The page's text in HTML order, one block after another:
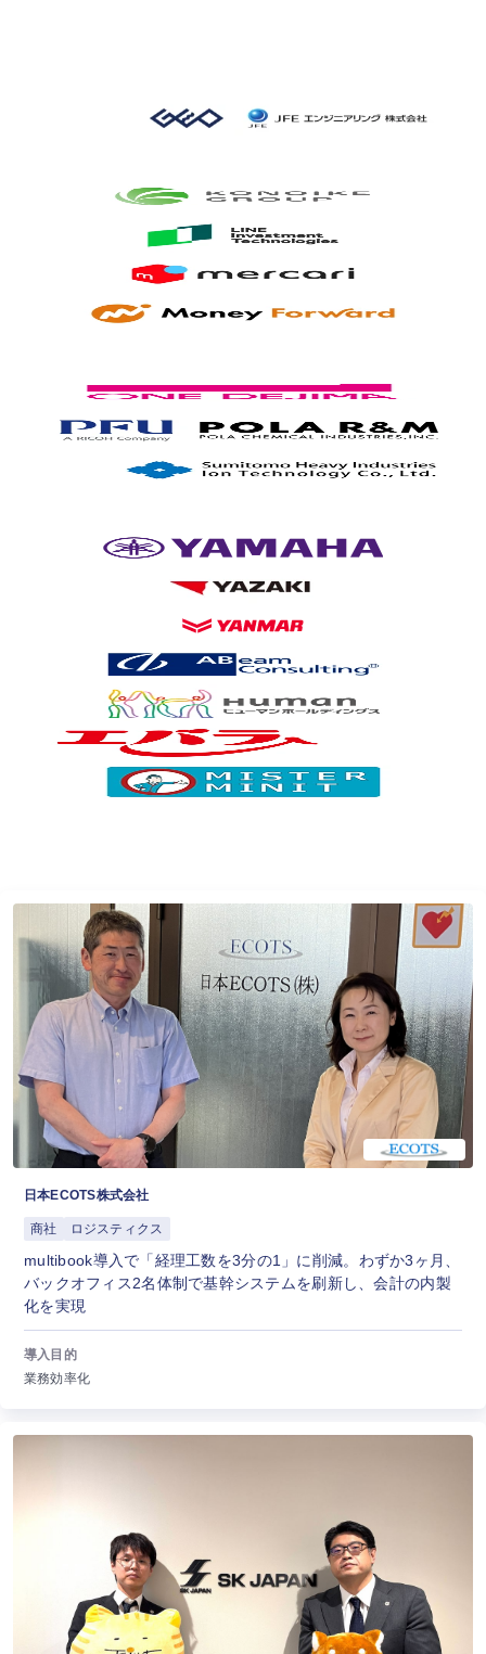
日本ECOTS株式会社
商社 ロジスティクス
multibook導入で「経理工数を3分の1」に削減。わずか3ヶ月、
バックオフィス2名体制で基幹システムを刷新し、会計の内製
化を実現
導入目的
業務効率化